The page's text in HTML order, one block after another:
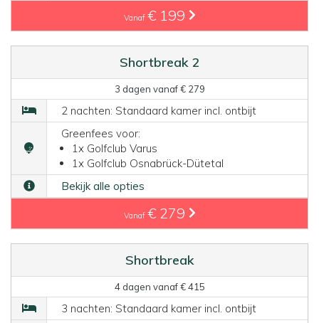
Vanaf € 199
Shortbreak 2
3 dagen vanaf € 279
2 nachten: Standaard kamer incl. ontbijt
Greenfees voor:
1x Golfclub Varus
1x Golfclub Osnabrück-Dütetal
Bekijk alle opties
Vanaf € 279
Shortbreak
4 dagen vanaf € 415
3 nachten: Standaard kamer incl. ontbijt